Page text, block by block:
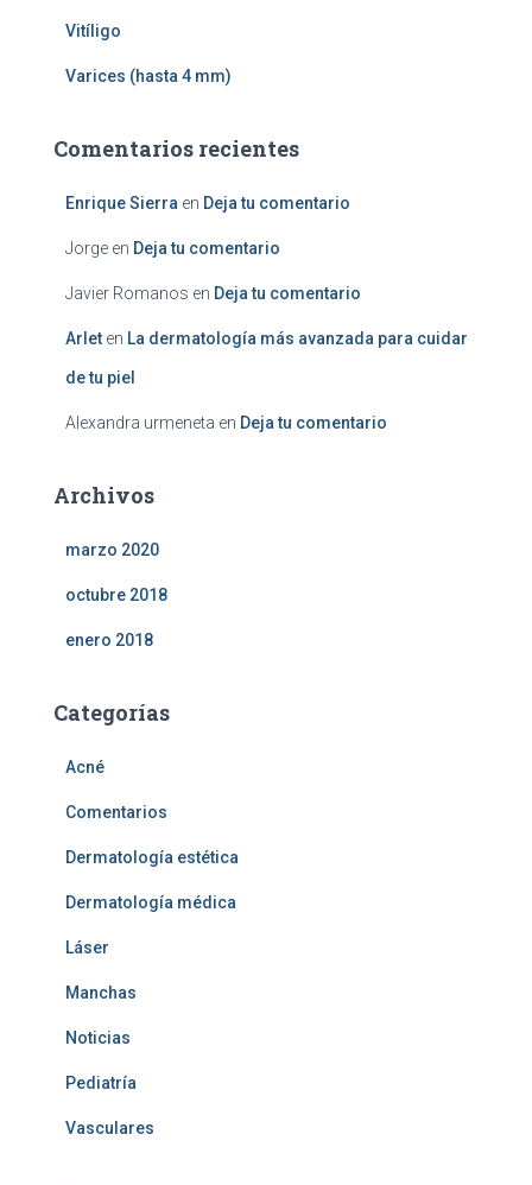
Vitíligo
Varices (hasta 4 mm)
Comentarios recientes
Enrique Sierra en Deja tu comentario
Jorge en Deja tu comentario
Javier Romanos en Deja tu comentario
Arlet en La dermatología más avanzada para cuidar
de tu piel
Alexandra urmeneta en Deja tu comentario
Archivos
marzo 2020
octubre 2018
enero 2018
Categorías
Acné
Comentarios
Dermatología estética
Dermatología médica
Láser
Manchas
Noticias
Pediatría
Vasculares